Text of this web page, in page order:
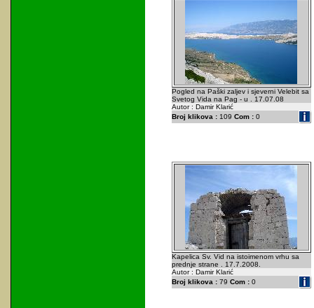
Pogled na Paški zaljev i sjeverni Velebit sa
Svetog Vida na Pag - u . 17.07.08
Autor : Damir Klarić
Broj klikova :109 Com :0
Kapelica Sv. Vid na istoimenom vrhu sa
prednje strane . 17.7.2008.
Autor : Damir Klarić
Broj klikova :79 Com :0